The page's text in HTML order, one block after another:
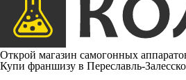
Открой магазин самогонных
Купи франшизу в Переславль-